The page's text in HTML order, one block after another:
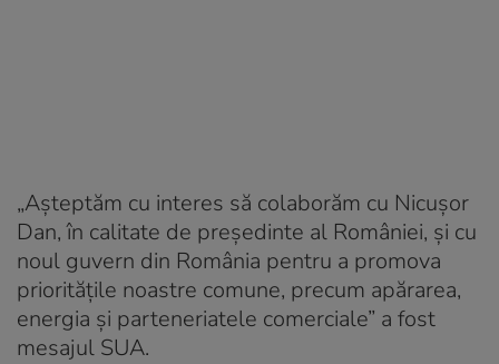
„Așteptăm cu interes să colaborăm cu Nicușor
Dan, în calitate de președinte al României, și cu
noul guvern din România pentru a promova
prioritățile noastre comune, precum apărarea,
energia și parteneriatele comerciale” a fost
mesajul SUA.